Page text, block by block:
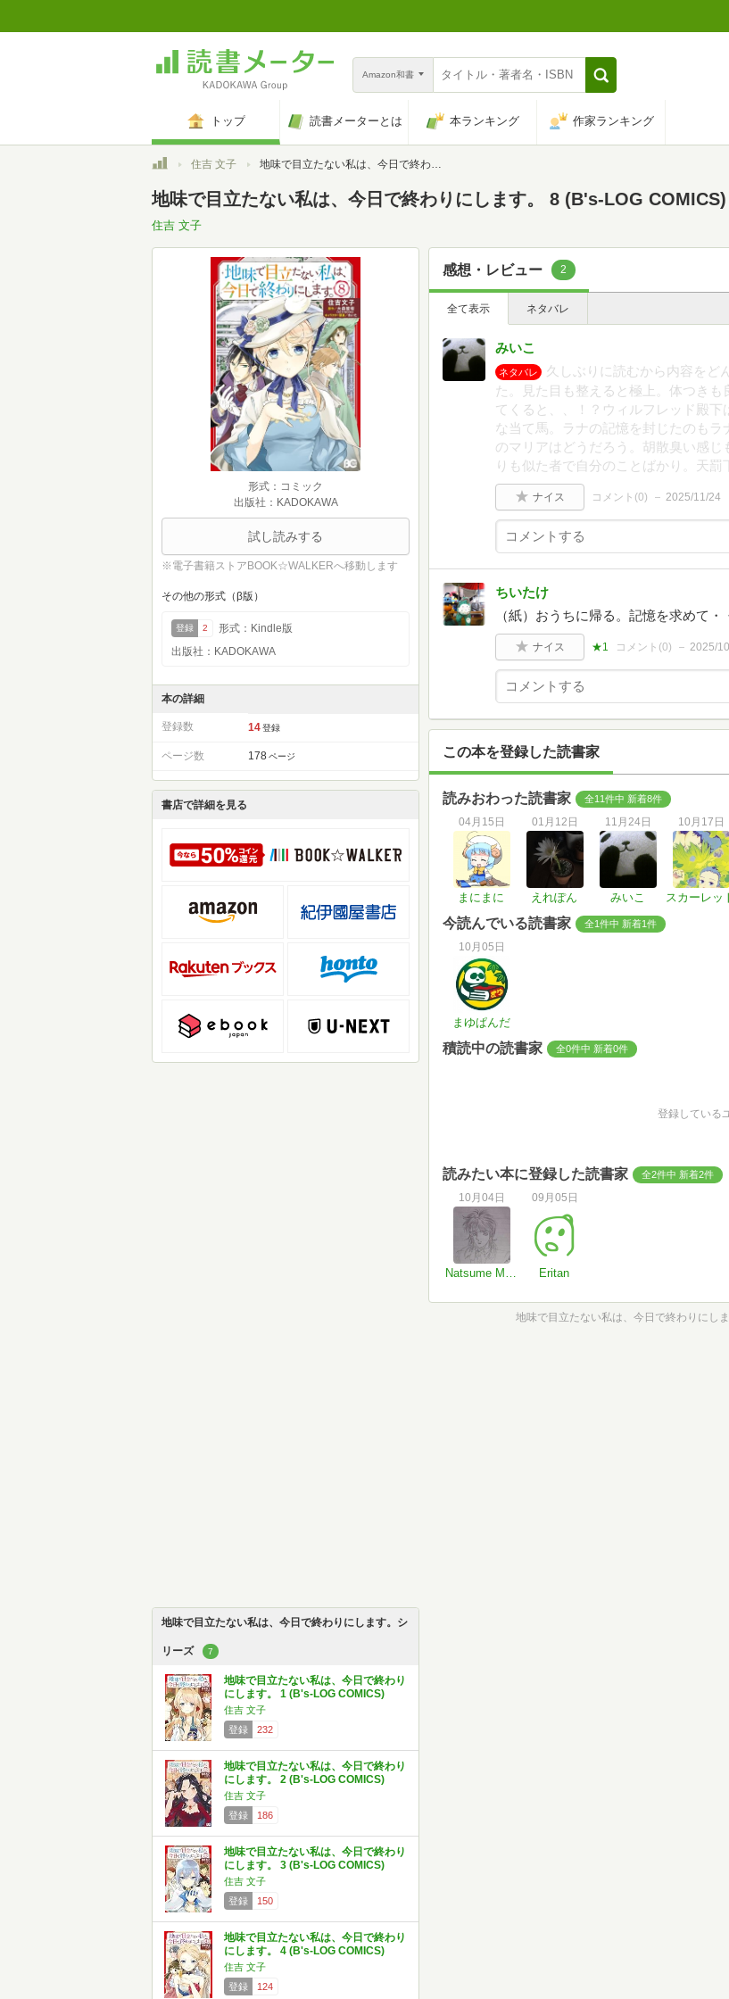
Amazon和書
トップ 読書メーターとは 本ランキング 作家ランキング
トップ住吉 文子 地味で目立たない私は、今日で終わりにします。 8 (B's-LOG COMICS)
地味で目立たない私は、今日で終わりにします。 8 (B's-LOG COMICS)
住吉 文子
形式：コミック
出版社：KADOKAWA
試し読みする
※電子書籍ストアBOOK☆WALKERへ移動します
その他の形式（β版）
登録 2
形式：Kindle版
出版社：KADOKAWA
本の詳細
登録数 14 登録
ページ数 178 ページ
書店で詳細を見る
地味で目立たない私は、今日で終わりにします。シ
リーズ 7
地味で目立たない私は、今日で終わり
にします。 1 (B's-LOG COMICS)
住吉 文子
登録
232
地味で目立たない私は、今日で終わり
にします。 2 (B's-LOG COMICS)
住吉 文子
登録
186
地味で目立たない私は、今日で終わり
にします。 3 (B's-LOG COMICS)
住吉 文子
登録
150
地味で目立たない私は、今日で終わり
にします。 4 (B's-LOG COMICS)
住吉 文子
登録
124
感想・レビュー 2
全て表示 ネタバレ
みいこ
ネタバレ
久しぶりに読むから内容をど
た。見た目も整えると極上。体つき
てくると、、！？ウィルフレッド殿
な当て馬。ラナの記憶を封じたのも
のマリアはどうだろう。胡散臭い感
りも似た者で自分のことばかり。天罰
ナイス コメント(0) 2025/11/24
ちいたけ
（紙）おうちに帰る。記憶を求めて
ナイス ★1 コメント(0) 2025/
この本を登録した読書家
読みおわった読書家 全11件中 新着8件
04月15日
まにまに
01月12日
えれぽん
11月24日
みいこ
10月17日
スカーレッ
今読んでいる読書家 全1件中 新着1件
10月05日
まゆぱんだ
積読中の読書家 全0件中 新着0件
登録している
読みたい本に登録した読書家 全2件中 新着2件
10月04日
Natsume Misazaki／Siegfried Lorenz von Leuchtenstein
09月05日
Eritan
地味で目立たない私は、今日で終わりにし